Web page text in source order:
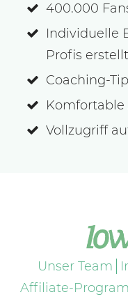
400.000
Individuelle
Profis erstellt
Coaching-
Komfortable
Vollzugriff
Unser Team
Affiliate-